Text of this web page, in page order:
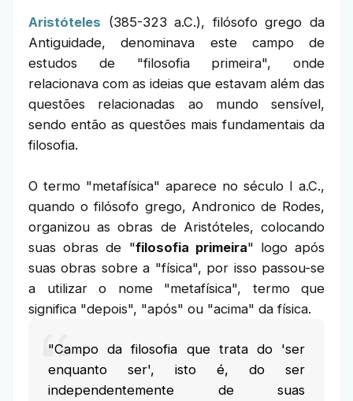
Aristóteles (385-323 a.C.), filósofo grego da
Antiguidade, denominava este campo de
estudos de "filosofia primeira", onde
relacionava com as ideias que estavam além das
questões relacionadas ao mundo sensível,
sendo então as questões mais fundamentais da
filosofia.
O termo "metafísica" aparece no século I a.C.,
quando o filósofo grego, Andronico de Rodes,
organizou as obras de Aristóteles, colocando
suas obras de "filosofia primeira" logo após
suas obras sobre a "física", por isso passou-se
a utilizar o nome "metafísica", termo que
significa "depois", "após" ou "acima" da física.
"Campo da filosofia que trata do 'ser
enquanto ser', isto é, do ser
independentemente de suas